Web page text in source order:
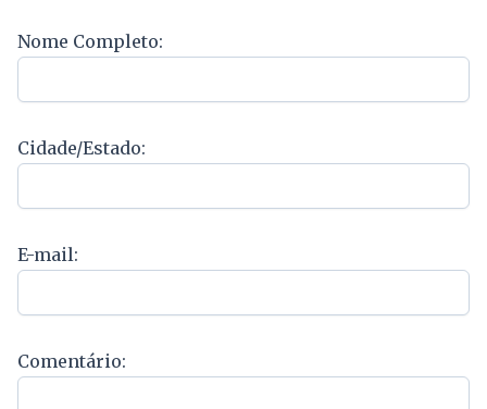
Nome Completo:
Cidade/Estado:
E-mail:
Comentário: